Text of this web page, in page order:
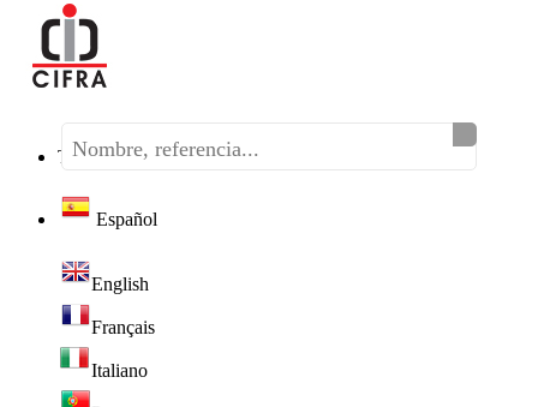
Teléfono:(+34) 968 320 046
Español
English
Français
Italiano